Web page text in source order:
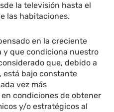
la televisión hasta el
las habitaciones.
en la creciente
y que condiciona nuestro
que, debido a
está bajo constante
vez más
condiciones de obtener
y/o estratégicos al